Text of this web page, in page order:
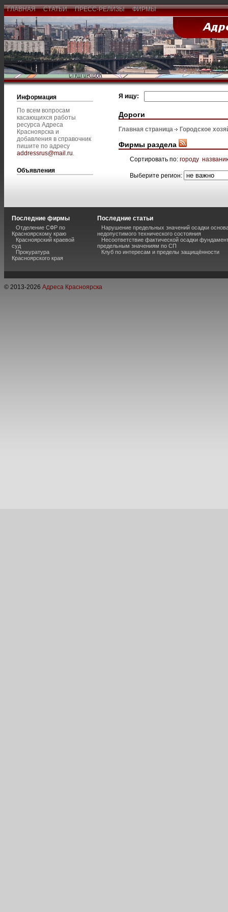
ГЛАВНАЯ СТАТЬИ ПРЕСС-РЕЛИЗЫ ФИРМЫ
Информация
По всем вопросам
касающихся работы
ресурса Адреса
Красноярска и
добавления в справочник
пишите по адресу
addressrus@mail.ru.
Объявления
Я ищу:
Дороги
Главная страница Городское
Фирмы раздела
Сортировать по: городу
Выберите регион:
Последние фирмы
Отделение СФР по
Красноярскому краю
Красноярский краевой
суд
Прокуратура
Красноярского края
Последние статьи
Нарушение предельных значений осадки
недопустимого технического состояния
Несоответствие фактической осадки
предельным значениям по СП
Клуб по интересам и пределы защищённости
© 2013-2026 Адреса Красноярска